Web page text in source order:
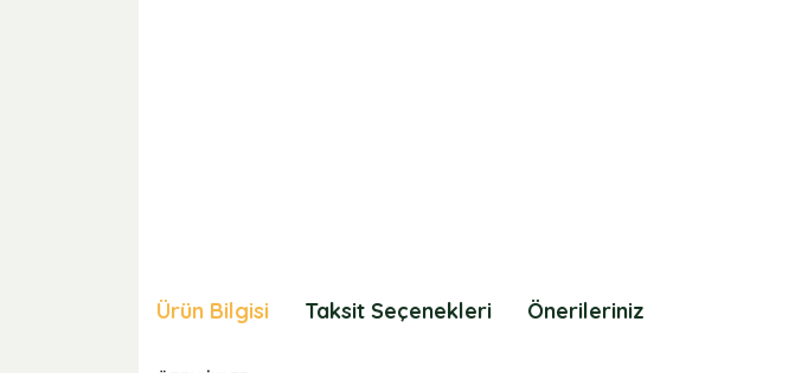
Ürün Bilgisi Taksit Seçenekleri Önerileriniz